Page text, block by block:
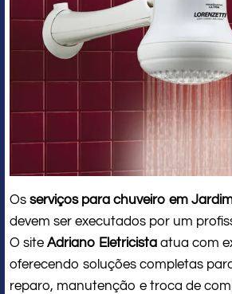
Os serviços para chuveiro em
devem ser executados por um
O site Adriano Eletricista atua com
oferecendo soluções completas
reparo, manutenção e troca de